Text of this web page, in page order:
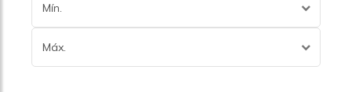
Mín.
Máx.